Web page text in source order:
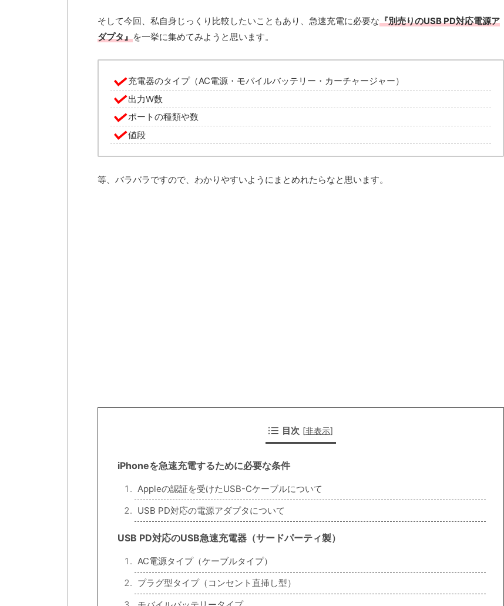
そして今回、私自身じっくり比較したいこともあり、急速充電に必要な『別売りのUSB PD対応電源ア
ダプタ』を一挙に集めてみようと思います。
充電器のタイプ（AC電源・モバイルバッテリー・カーチャージャー）
出力W数
ポートの種類や数
値段
等、バラバラですので、わかりやすいようにまとめれたらなと思います。
目次 [非表示]
iPhoneを急速充電するために必要な条件
Appleの認証を受けたUSB-Cケーブルについて
USB PD対応の電源アダプタについて
USB PD対応のUSB急速充電器（サードパーティ製）
AC電源タイプ（ケーブルタイプ）
プラグ型タイプ（コンセント直挿し型）